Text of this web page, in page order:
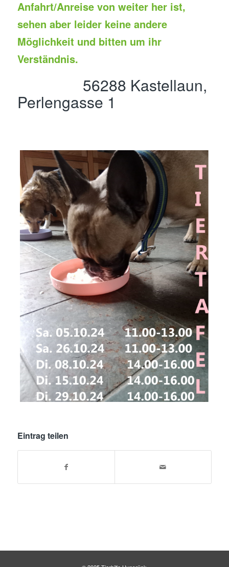
Anfahrt/Anreise von weiter her ist,
sehen aber leider keine andere
Möglichkeit und bitten um ihr
Verständnis.
56288 Kastellaun,
Perlengasse 1
Eintrag teilen